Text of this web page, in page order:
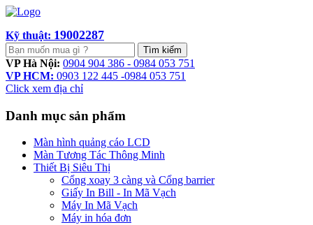
Kỹ thuật: 19002287
Tìm kiếm
VP Hà Nội: 0904 904 386 - 0984 053 751
VP HCM: 0903 122 445 -0984 053 751
Click xem địa chỉ
Danh mục sản phẩm
Màn hình quảng cáo LCD
Màn Tương Tác Thông Minh
Thiết Bị Siêu Thị
Cổng xoay 3 càng và Cổng barrier
Giấy In Bill - In Mã Vạch
Máy In Mã Vạch
Máy in hóa đơn